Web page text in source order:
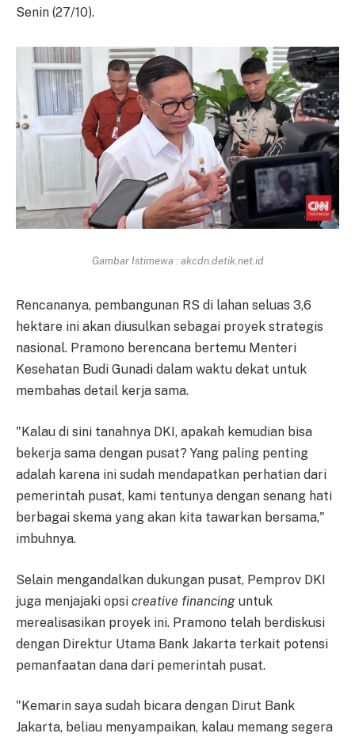
Senin (27/10).
Gambar Istimewa : akcdn.detik.net.id
Rencananya, pembangunan RS di lahan seluas 3,6
hektare ini akan diusulkan sebagai proyek strategis
nasional. Pramono berencana bertemu Menteri
Kesehatan Budi Gunadi dalam waktu dekat untuk
membahas detail kerja sama.
"Kalau di sini tanahnya DKI, apakah kemudian bisa
bekerja sama dengan pusat? Yang paling penting
adalah karena ini sudah mendapatkan perhatian dari
pemerintah pusat, kami tentunya dengan senang hati
berbagai skema yang akan kita tawarkan bersama,"
imbuhnya.
Selain mengandalkan dukungan pusat, Pemprov DKI
juga menjajaki opsi creative financing untuk
merealisasikan proyek ini. Pramono telah berdiskusi
dengan Direktur Utama Bank Jakarta terkait potensi
pemanfaatan dana dari pemerintah pusat.
"Kemarin saya sudah bicara dengan Dirut Bank
Jakarta, beliau menyampaikan, kalau memang segera